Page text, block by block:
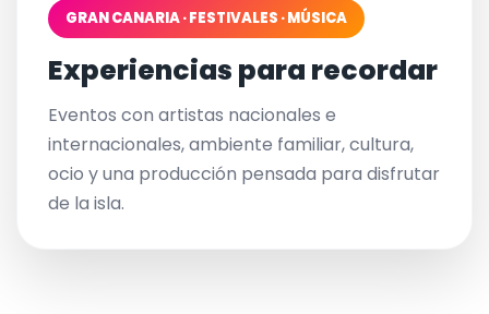
GRAN CANARIA · FESTIVALES · MÚSICA
Experiencias para recordar
Eventos con artistas nacionales e
internacionales, ambiente familiar, cultura,
ocio y una producción pensada para disfrutar
de la isla.